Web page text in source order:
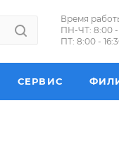
Время
ПН-ЧТ: 8:00 -
ПТ: 8:00 -
СЕРВИС